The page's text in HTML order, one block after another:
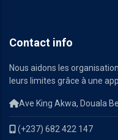
Contact info
Nous aidons les
leurs limites grâce à une
Ave King Akwa, Douala
(+237) 682 422 147